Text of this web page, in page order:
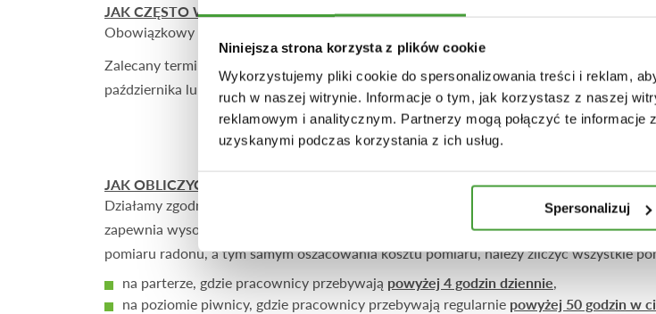
Niniejsza strona korzysta z plików cookie
Wykorzystujemy pliki cookie do spersonalizowania treści i reklam,
ruch w naszej witrynie. Informacje o tym, jak korzystasz z naszej
reklamowym i analitycznym. Partnerzy mogą połączyć te informacje
uzyskanymi podczas korzystania z ich usług.
Spersonalizuj
JAK CZĘSTO WYKONYWAĆ POMIARY RADONU?
Obowiązkowy pomiar radonu w miejscu pracy należy przeprowadzić raz w roku, w
Zalecany termin to okres od 1 października do 31 marca, z możliwością opóźnienia/
października lub prowadzi się dłużej, niż do końca marca.
JAK OBLICZYĆ ILE POTRZEBA DETEKTORÓW I JAKI JEST KOSZT POMIARÓW
Działamy zgodnie z rekomendacją Międzynarodowego Stowarzyszenia Pomiarów
zapewnia wysoką jakość usługi i rzetelne rezultaty pomiarów. Do zidentyfikowania
pomiaru radonu, a tym samym oszacowania kosztu pomiaru, należy zliczyć wszystkie
na parterze, gdzie pracownicy przebywają powyżej 4 godzin dziennie,
na poziomie piwnicy, gdzie pracownicy przebywają regularnie powyżej 50 godzin w